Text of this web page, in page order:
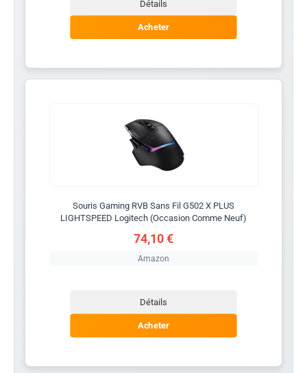
Détails
Acheter
Souris Gaming RVB Sans Fil G502 X PLUS
LIGHTSPEED Logitech (Occasion Comme Neuf)
74,10 €
Amazon
Détails
Acheter